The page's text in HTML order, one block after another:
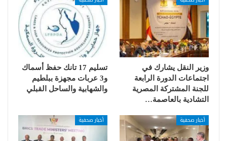
وزير النقل يشارك في
اجتماعات الدورة الرابعة
للجنة المشتركة المصرية
التشادية بالعاصمة…
تسليم 17 تانك حفظ أسماك
و3 عربات مجهزة ببلطيم
والشهابية والساحل القبلي
أخبار صحفية أخبار صحفية